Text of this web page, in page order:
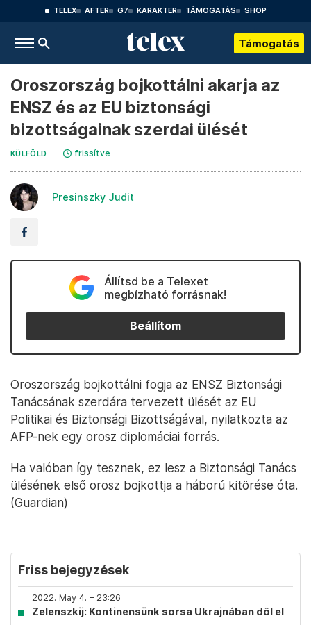
TELEX AFTER G7 KARAKTER TÁMOGATÁS SHOP
Támogatás
Oroszország bojkottálni akarja az
ENSZ és az EU biztonsági
bizottságainak szerdai ülését
KÜLFÖLD frissítve
Presinszky Judit
Állítsd be a Telexet
megbízható forrásnak!
Beállítom
Oroszország bojkottálni fogja az ENSZ Biztonsági
Tanácsának szerdára tervezett ülését az EU
Politikai és Biztonsági Bizottságával, nyilatkozta az
AFP-nek egy orosz diplomáciai forrás.
Ha valóban így tesznek, ez lesz a Biztonsági Tanács
ülésének első orosz bojkottja a háború kitörése óta.
(Guardian)
Friss bejegyzések
2022. May 4. – 23:26
Zelenszkij: Kontinensünk sorsa Ukrajnában dől el